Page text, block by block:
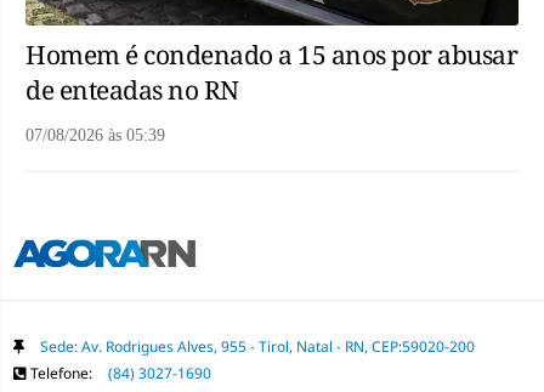
Homem é condenado a 15 anos por abusar
de enteadas no RN
07/08/2026 às 05:39
Sede: Av. Rodrigues Alves, 955 - Tirol, Natal - RN, CEP:59020-200
Telefone:
(84) 3027-1690